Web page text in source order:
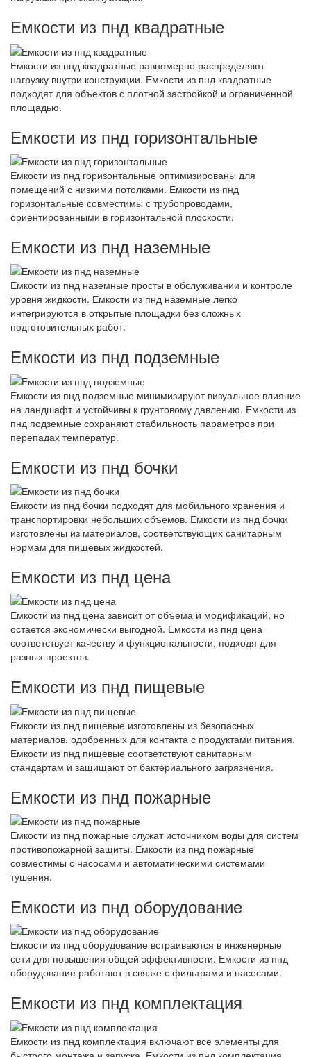
Емкости из пнд квадратные
Емкости из пнд квадратные равномерно распределяют
нагрузку внутри конструкции. Емкости из пнд квадратные
подходят для объектов с плотной застройкой и ограниченной
площадью.
Емкости из пнд горизонтальные
Емкости из пнд горизонтальные оптимизированы для
помещений с низкими потолками. Емкости из пнд
горизонтальные совместимы с трубопроводами,
ориентированными в горизонтальной плоскости.
Емкости из пнд наземные
Емкости из пнд наземные просты в обслуживании и контроле
уровня жидкости. Емкости из пнд наземные легко
интегрируются в открытые площадки без сложных
подготовительных работ.
Емкости из пнд подземные
Емкости из пнд подземные минимизируют визуальное влияние
на ландшафт и устойчивы к грунтовому давлению. Емкости из
пнд подземные сохраняют стабильность параметров при
перепадах температур.
Емкости из пнд бочки
Емкости из пнд бочки подходят для мобильного хранения и
транспортировки небольших объемов. Емкости из пнд бочки
изготовлены из материалов, соответствующих санитарным
нормам для пищевых жидкостей.
Емкости из пнд цена
Емкости из пнд цена зависит от объема и модификаций, но
остается экономически выгодной. Емкости из пнд цена
соответствует качеству и функциональности, подходя для
разных проектов.
Емкости из пнд пищевые
Емкости из пнд пищевые изготовлены из безопасных
материалов, одобренных для контакта с продуктами питания.
Емкости из пнд пищевые соответствуют санитарным
стандартам и защищают от бактериального загрязнения.
Емкости из пнд пожарные
Емкости из пнд пожарные служат источником воды для систем
противопожарной защиты. Емкости из пнд пожарные
совместимы с насосами и автоматическими системами
тушения.
Емкости из пнд оборудование
Емкости из пнд оборудование встраиваются в инженерные
сети для повышения общей эффективности. Емкости из пнд
оборудование работают в связке с фильтрами и насосами.
Емкости из пнд комплектация
Емкости из пнд комплектация включают все элементы для